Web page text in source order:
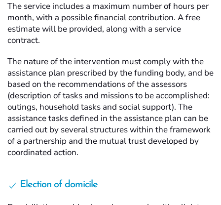
The service includes a maximum number of hours per
month, with a possible financial contribution. A free
estimate will be provided, along with a service
contract.
The nature of the intervention must comply with the
assistance plan prescribed by the funding body, and be
based on the recommendations of the assessors
(description of tasks and missions to be accomplished:
outings, household tasks and social support). The
assistance tasks defined in the assistance plan can be
carried out by several structures within the framework
of a partnership and the mutual trust developed by
coordinated action.
Election of domicile